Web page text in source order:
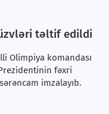
təltif edildi
Olimpiya komandası
fəxri
imzalayıb.